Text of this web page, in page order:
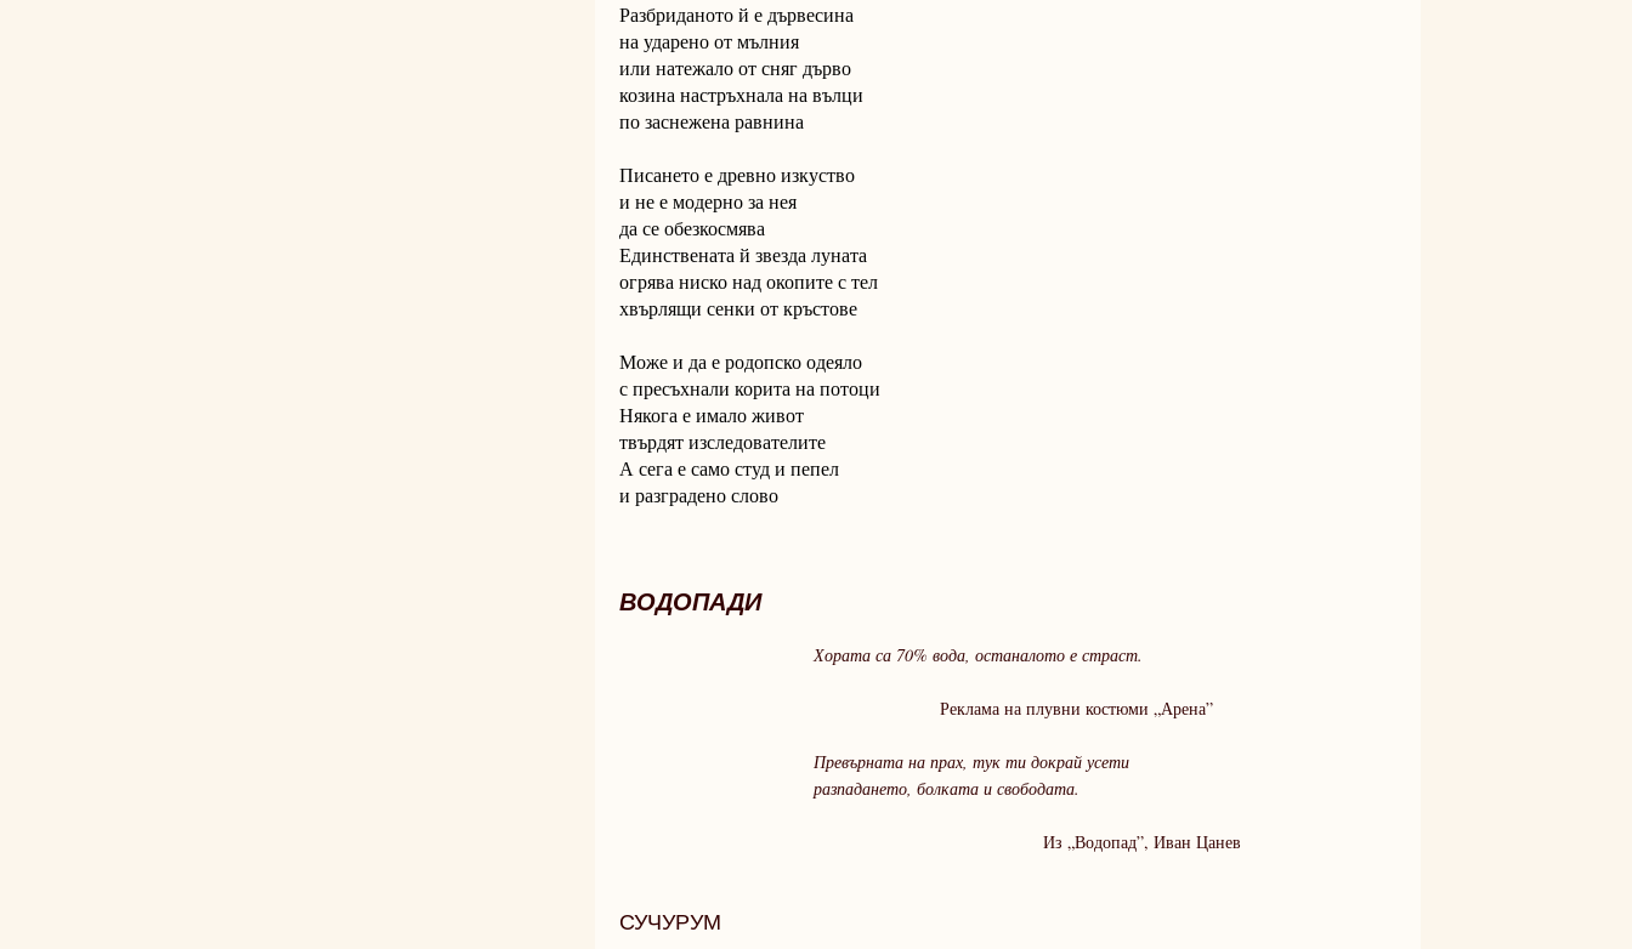
Разбриданото й е дървесина
на ударено от мълния
или натежало от сняг дърво
козина настръхнала на вълци
по заснежена равнина
Писането е древно изкуство
и не е модерно за нея
да се обезкосмява
Единствената й звезда луната
огрява ниско над окопите с тел
хвърлящи сенки от кръстове
Може и да е родопско одеяло
с пресъхнали корита на потоци
Някога е имало живот
твърдят изследователите
А сега е само студ и пепел
и разградено слово
ВОДОПАДИ
Хората са 70% вода, останалото е страст.
Реклама на плувни костюми „Арена”
Превърната на прах, тук ти докрай усети
разпадането, болката и свободата.
Из „Водопад”, Иван Цанев
СУЧУРУМ